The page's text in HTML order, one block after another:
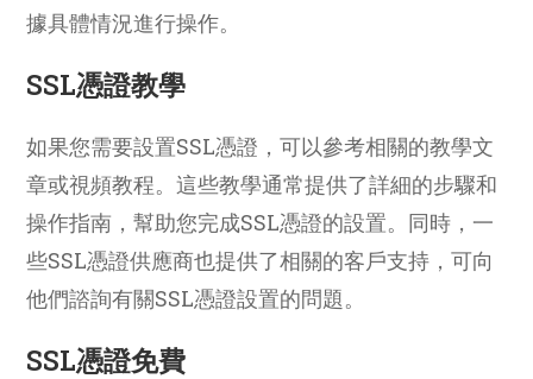
據具體情況進行操作。
SSL憑證教學
如果您需要設置SSL憑證，可以參考相關的教學文
章或視頻教程。這些教學通常提供了詳細的步驟和
操作指南，幫助您完成SSL憑證的設置。同時，一
些SSL憑證供應商也提供了相關的客戶支持，可向
他們諮詢有關SSL憑證設置的問題。
SSL憑證免費